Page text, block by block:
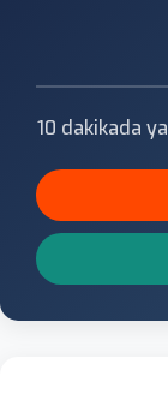
10 dakikada